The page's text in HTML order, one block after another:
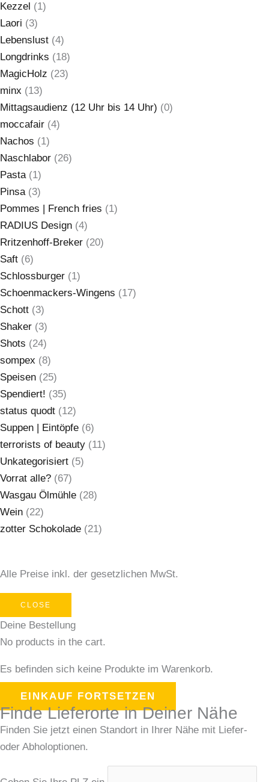
Kezzel (1)
Laori (3)
Lebenslust (4)
Longdrinks (18)
MagicHolz (23)
minx (13)
Mittagsaudienz (12 Uhr bis 14 Uhr) (0)
moccafair (4)
Nachos (1)
Naschlabor (26)
Pasta (1)
Pinsa (3)
Pommes | French fries (1)
RADIUS Design (4)
Rritzenhoff-Breker (20)
Saft (6)
Schlossburger (1)
Schoenmackers-Wingens (17)
Schott (3)
Shaker (3)
Shots (24)
sompex (8)
Speisen (25)
Spendiert! (35)
status quodt (12)
Suppen | Eintöpfe (6)
terrorists of beauty (11)
Unkategorisiert (5)
Vorrat alle? (67)
Wasgau Ölmühle (28)
Wein (22)
zotter Schokolade (21)
Alle Preise inkl. der gesetzlichen MwSt.
CLOSE
Deine Bestellung
No products in the cart.
Es befinden sich keine Produkte im Warenkorb.
EINKAUF FORTSETZEN
Finde Lieferorte in Deiner Nähe
Finden Sie jetzt einen Standort in Ihrer Nähe mit Liefer-
oder Abholoptionen.